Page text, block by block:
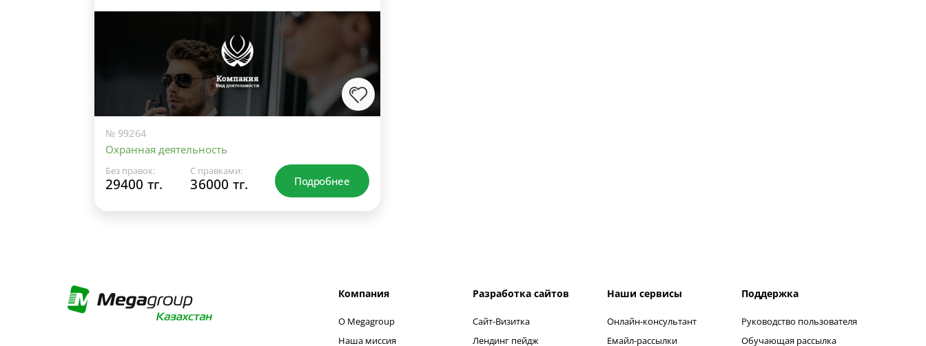
№ 99264
Охранная деятельность
Без правок:
29400 тг.
С правками:
36000 тг. Подробнее
Компания
О Megagroup
Наша миссия
Разработка сайтов
Сайт-Визитка
Лендинг пейдж
Наши сервисы
Онлайн-консультант
Емайл-рассылки
Поддержка
Руководство пользователя
Обучающая рассылка